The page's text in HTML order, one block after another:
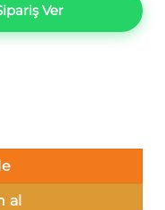
Ver
Kağıdı 10m² adet
al